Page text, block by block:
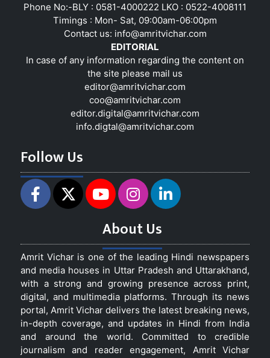
Phone No:-BLY : 0581-4000222 LKO : 0522-4008111
Timings : Mon- Sat, 09:00am-06:00pm
Contact us: info@amritvichar.com
EDITORIAL
In case of any information regarding the content on
the site please mail us
editor@amritvichar.com
coo@amritvichar.com
editor.digital@amritvichar.com
info.digtal@amritvichar.com
Follow Us
About Us
Amrit Vichar is one of the leading Hindi newspapers
and media houses in Uttar Pradesh and Uttarakhand,
with a strong and growing presence across print,
digital, and multimedia platforms. Through its news
portal, Amrit Vichar delivers the latest breaking news,
in-depth coverage, and updates in Hindi from India
and around the world. Committed to credible
journalism and reader engagement, Amrit Vichar